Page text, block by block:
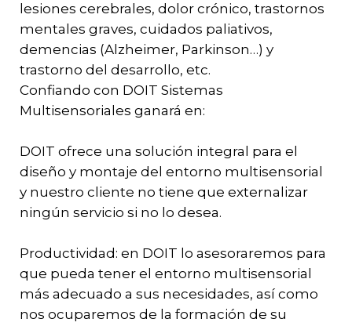
lesiones cerebrales, dolor crónico, trastornos
mentales graves, cuidados paliativos,
demencias (Alzheimer, Parkinson…) y
trastorno del desarrollo, etc.
Confiando con DOIT Sistemas
Multisensoriales ganará en:
DOIT ofrece una solución integral para el
diseño y montaje del entorno multisensorial
y nuestro cliente no tiene que externalizar
ningún servicio si no lo desea.
Productividad: en DOIT lo asesoraremos para
que pueda tener el entorno multisensorial
más adecuado a sus necesidades, así como
nos ocuparemos de la formación de su